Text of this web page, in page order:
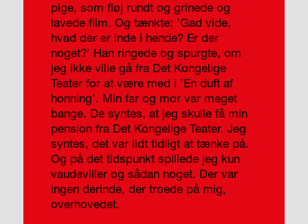
pige, som fløj rundt og grinede og
lavede film. Og tænkte: ’Gad vide,
hvad der er inde i hende? Er der
noget?’ Han ringede og spurgte, om
jeg ikke ville gå fra Det Kongelige
Teater for at være med i ’En duft af
honning’. Min far og mor var meget
bange. De syntes, at jeg skulle få min
pension fra Det Kongelige Teater. Jeg
syntes, det var lidt tidligt at tænke på.
Og på det tidspunkt spillede jeg kun
vaudeviller og sådan noget. Der var
ingen derinde, der troede på mig,
overhovedet.